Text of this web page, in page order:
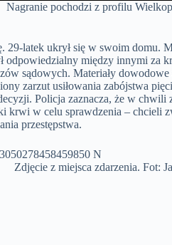
Nagranie pochodzi z profilu
29-latek ukrył się w swoim domu.
odpowiedzialny między innymi za
sądowych. Materiały
zarzut usiłowania zabójstwa
Policja zaznacza, że w
krwi w celu sprawdzenia – chcieli
przestępstwa.
Zdjęcie z miejsca zdarzenia. Fot: